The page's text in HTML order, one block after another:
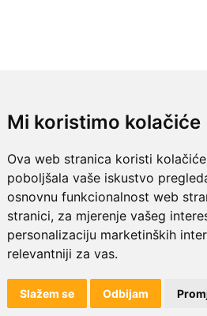
Mi koristimo kolačiće
Ova web stranica koristi
poboljšala vaše iskustvo
osnovnu funkcionalnost web
stranici, za mjerenje vašeg
personalizaciju marketinških
relevantniji za vas.
Slažem se Odbijam